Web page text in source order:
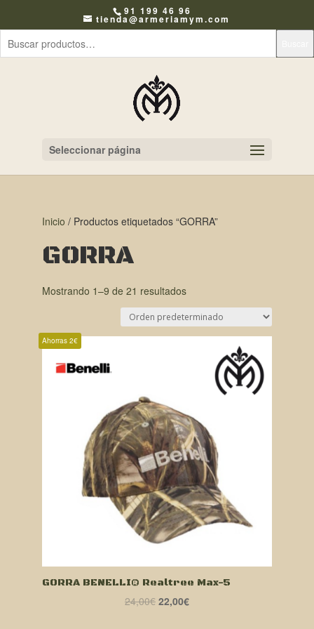
91 199 46 96
tienda@armeriamym.com
Seleccionar página
Inicio / Productos etiquetados “GORRA”
GORRA
Mostrando 1–9 de 21 resultados
Ahorras 2€
GORRA BENELLI® Realtree Max-5
24,00€ El
22,00€El